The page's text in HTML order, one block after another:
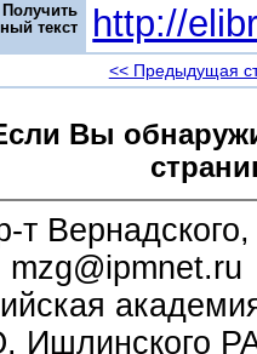
Получить
текст
http://
<< Предыдущая
Вы
т
mzg@ipmnet.ru
Ишлинского